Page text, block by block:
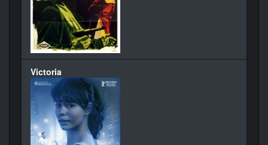
Victoria